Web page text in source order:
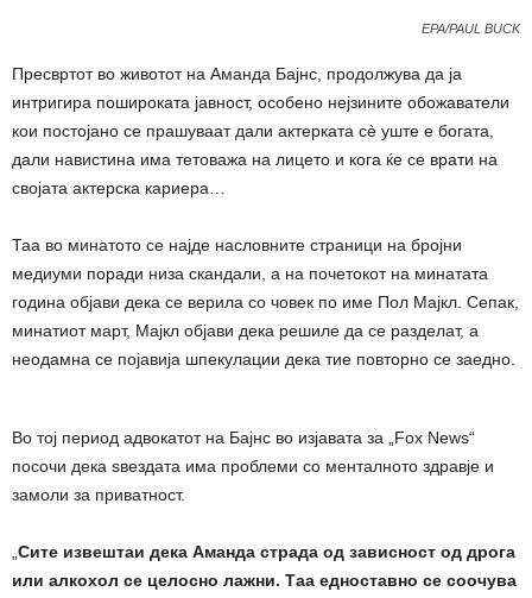
EPA/PAUL BUCK
Пресвртот во животот на Аманда Бајнс, продолжува да ја
интригира пошироката јавност, особено нејзините обожаватели
кои постојано се прашуваат дали актерката сè уште е богата,
дали навистина има тетоважа на лицето и кога ќе се врати на
својата актерска кариера…
Таа во минатото се најде насловните страници на бројни
медиуми поради низа скандали, а на почетокот на минатата
година објави дека се верила со човек по име Пол Мајкл. Сепак,
минатиот март, Мајкл објави дека решиле да се разделат, а
неодамна се појавија шпекулации дека тие повторно се заедно.
Во тој период адвокатот на Бајнс во изјавата за „Fox News“
посочи дека ѕвездата има проблеми со менталното здравје и
замоли за приватност.
Сите извештаи дека Аманда страда од зависност од дрога
или алкохол се целосно лажни. Таа едноставно се соочува